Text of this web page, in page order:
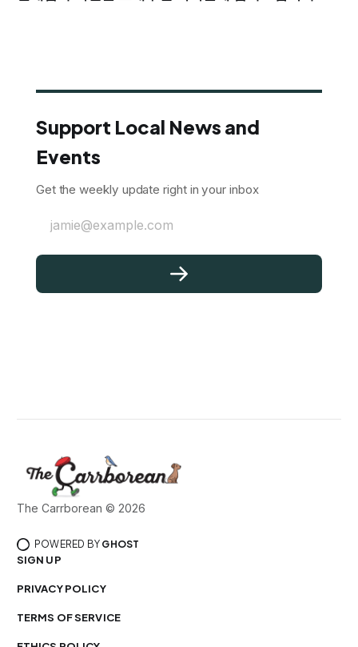
Support Local News and
Events
Get the weekly update right in your inbox
jamie@example.com
The Carrborean © 2026
POWERED BY GHOST
SIGN UP
PRIVACY POLICY
TERMS OF SERVICE